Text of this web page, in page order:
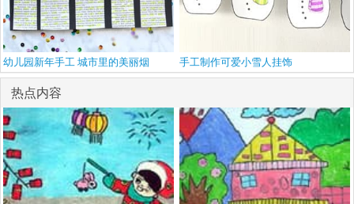
幼儿园新年手工 城市里的美丽烟 手工制作可爱小雪人挂饰
热点内容